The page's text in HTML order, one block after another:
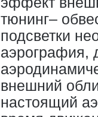
тюнинг–
подсветки
аэрография,
внешний
настоящий